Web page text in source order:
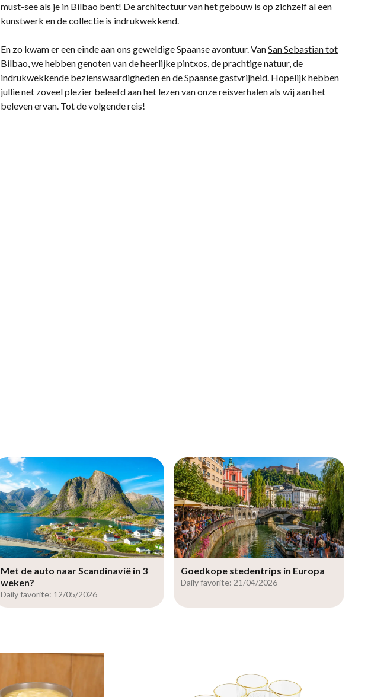
must-see als je in Bilbao bent! De architectuur van het gebouw is op zichzelf al een
kunstwerk en de collectie is indrukwekkend.
En zo kwam er een einde aan ons geweldige Spaanse avontuur. VanSan Sebastian tot
Bilbao, we hebben genoten van de heerlijke pintxos, de prachtige natuur, de
indrukwekkende bezienswaardigheden en de Spaanse gastvrijheid. Hopelijk hebben
jullie net zoveel plezier beleefd aan het lezen van onze reisverhalen als wij aan het
beleven ervan. Tot de volgende reis!
Met de auto naar Scandinavië in 3
weken?
Daily favorite: 12/05/2026
Goedkope stedentrips in Europa
Daily favorite: 21/04/2026